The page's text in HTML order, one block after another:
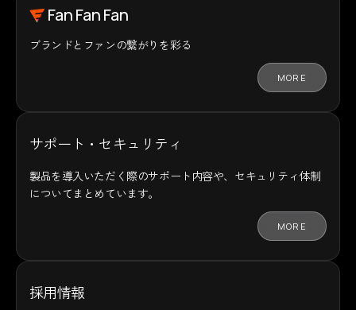
Fan Fan Fan
ブランドとファンの繋がりを彩る
MORE
サポート・セキュリティ
製品を導入いただく際のサポート内容や、セキュリティ体制
についてまとめています。
MORE
採用情報